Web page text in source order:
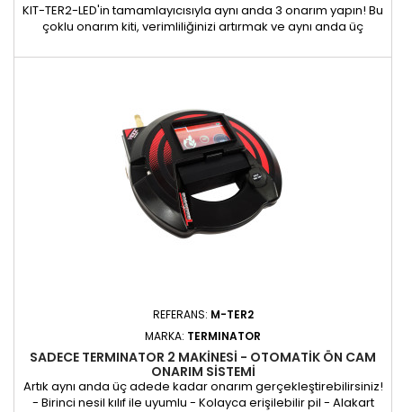
KIT-TER2-LED'in tamamlayıcısıyla aynı anda 3 onarım yapın! Bu
çoklu onarım kiti, verimliliğinizi artırmak ve aynı anda üç
olarak tasarlanmıştır. KIT TERMINATOR 2'nin tamamlayıcısı
REFERANS: M-TER2
MARKA: TERMINATOR
SADECE TERMINATOR 2 MAKINESI - OTOMATİK ÖN CAM
ONARIM SİSTEMİ
Artık aynı anda üç adede kadar onarım gerçekleştirebilirsiniz!
- Birinci nesil kılıf ile uyumlu - Kolayca erişilebilir pil - Alakart